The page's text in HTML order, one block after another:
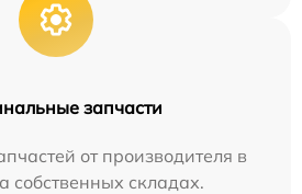
запчасти
от производителя в
собственных складах.